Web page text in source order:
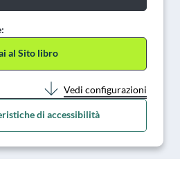
al Sito libro
Vedi configurazioni
di accessibilità